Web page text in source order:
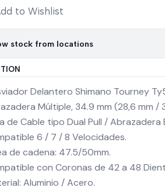
to Wishlist
stock from locations
Delantero Shimano Tourney
Múltiple, 34.9 mm (28,6 mm /
de Cable tipo Dual Pull / Abrazadera
6 / 7 / 8 Velocidades.
de cadena: 47.5/50mm.
con Coronas de 42 a 48
Aluminio / Acero.